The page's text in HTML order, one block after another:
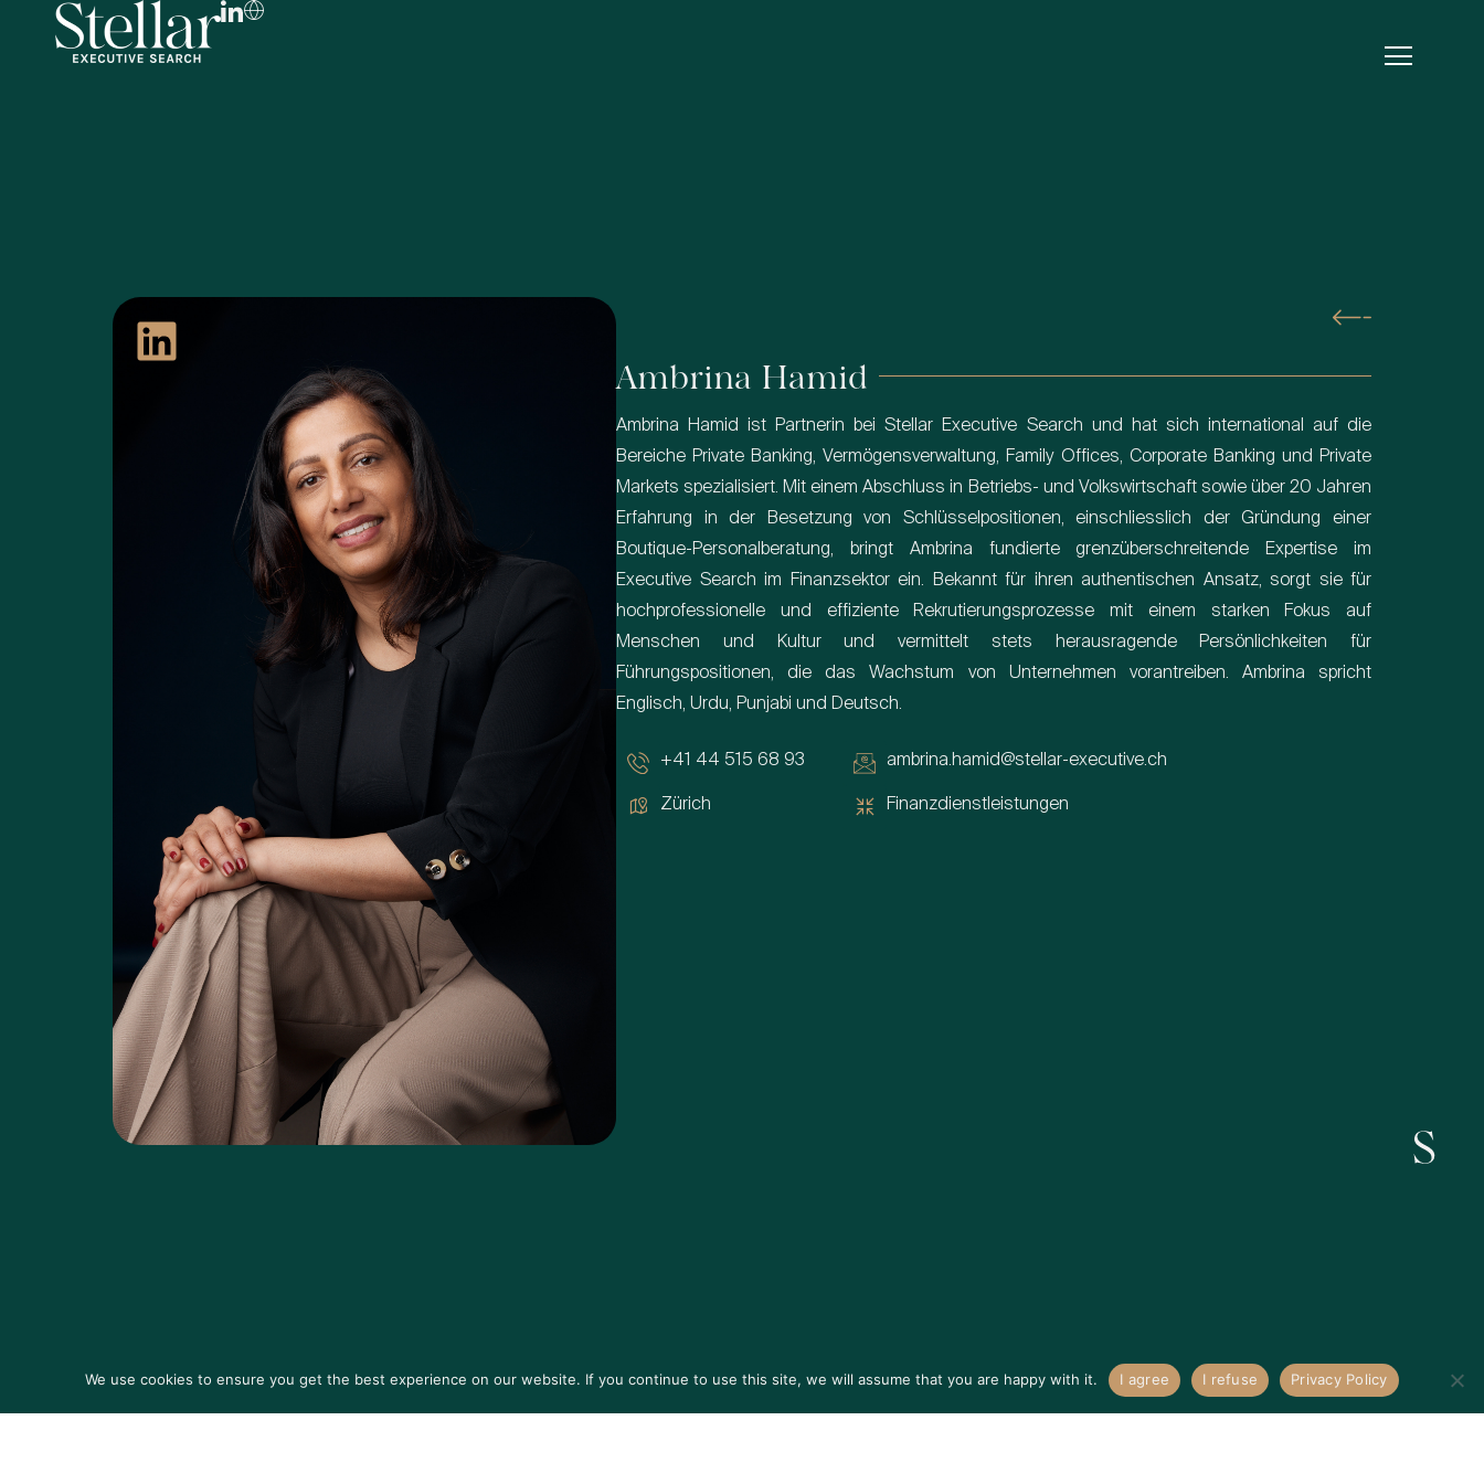
Ambrina Hamid
Ambrina Hamid ist Partnerin bei Stellar Executive Search und hat sich international auf die
Bereiche Private Banking, Vermögensverwaltung, Family Offices, Corporate Banking und Private
Markets spezialisiert. Mit einem Abschluss in Betriebs- und Volkswirtschaft sowie über 20 Jahren
Erfahrung in der Besetzung von Schlüsselpositionen, einschliesslich der Gründung einer
Boutique-Personalberatung, bringt Ambrina fundierte grenzüberschreitende Expertise im
Executive Search im Finanzsektor ein. Bekannt für ihren authentischen Ansatz, sorgt sie für
hochprofessionelle und effiziente Rekrutierungsprozesse mit einem starken Fokus auf
Menschen und Kultur und vermittelt stets herausragende Persönlichkeiten für
Führungspositionen, die das Wachstum von Unternehmen vorantreiben. Ambrina spricht
Englisch, Urdu, Punjabi und Deutsch.
+41 44 515 68 93
Zürich
ambrina.hamid@stellar-executive.ch
Finanzdienstleistungen
We use cookies to ensure you get the best experience on our website. If you continue to use this site, we will assume that you are happy with it. I agree I refuse Privacy Policy